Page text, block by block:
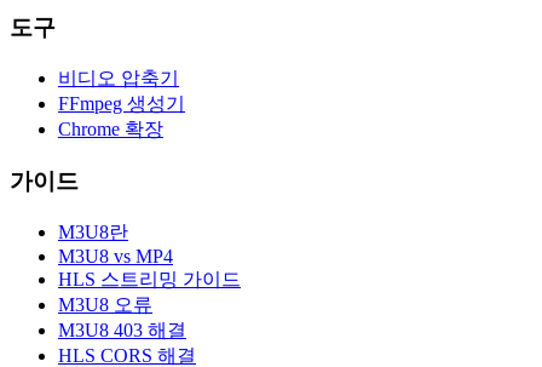
도구
비디오 압축기
FFmpeg 생성기
Chrome 확장
가이드
M3U8란
M3U8 vs MP4
HLS 스트리밍 가이드
M3U8 오류
M3U8 403 해결
HLS CORS 해결